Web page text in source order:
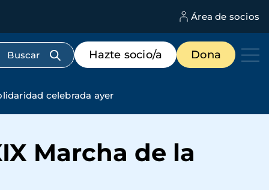
Área de socios
Menú
de
destacados
Hazte socio/a Dona
celebrada ayer
Marcha de la